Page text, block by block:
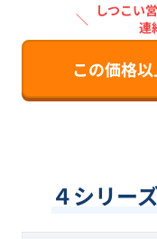
＼ しつこい
連
この価格
４シリー